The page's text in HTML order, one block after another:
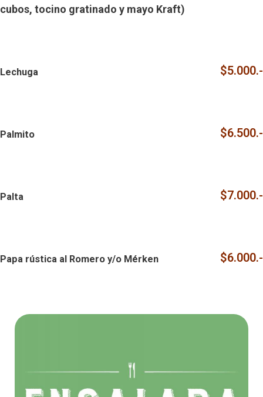
cubos, tocino gratinado y mayo Kraft)
Lechuga $5.000.-
Palmito $6.500.-
Palta $7.000.-
Papa rústica al Romero y/o Mérken $6.000.-